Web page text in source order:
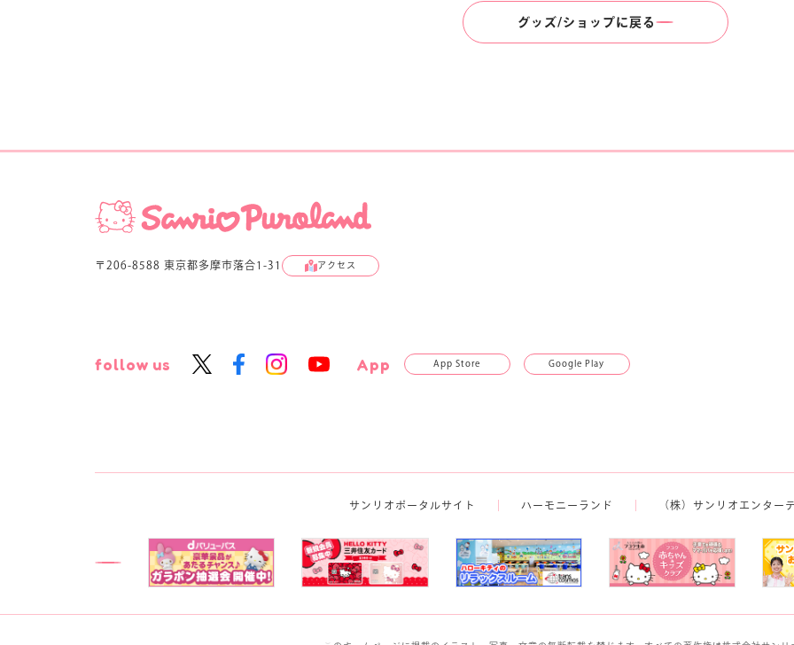
グッズ/ショップに戻る
〒206-8588 東京都多摩市落合1-31 アクセス
follow us App App Store Google Play
サンリオポータルサイト ハーモニーランド （株）サンリオエンター